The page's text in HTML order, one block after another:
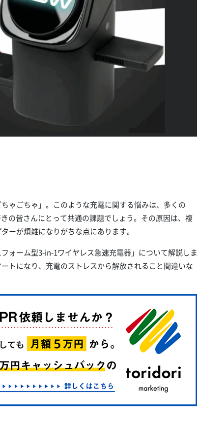
ゃごちゃ」。このような充電に関する悩みは、多くの
の皆さんにとって共通の課題でしょう。その原因は、複
ーが煩雑になりがちな点にあります。
ォーム型3-in-1ワイヤレス急速充電器」について解説しま
トになり、充電のストレスから解放されること間違いな